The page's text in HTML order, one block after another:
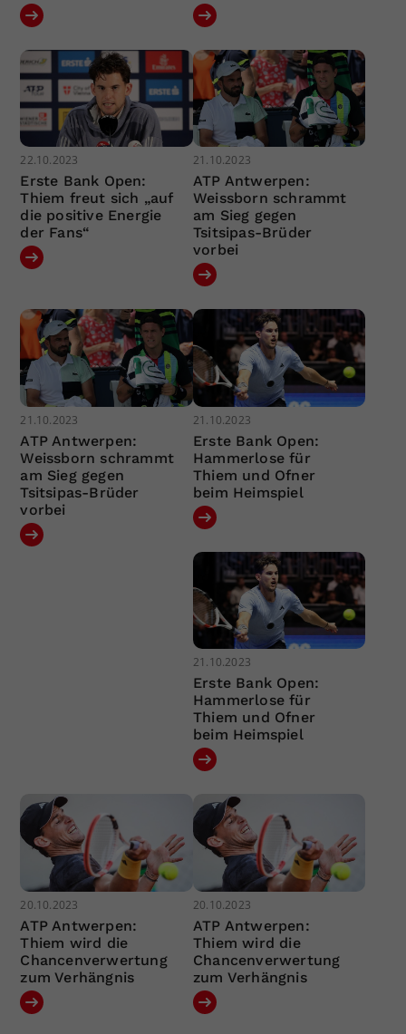
22.10.2023
Erste Bank Open:
Thiem freut sich „auf
die positive Energie
der Fans“
21.10.2023
ATP Antwerpen:
Weissborn schrammt
am Sieg gegen
Tsitsipas-Brüder
vorbei
21.10.2023
ATP Antwerpen:
Weissborn schrammt
am Sieg gegen
Tsitsipas-Brüder
vorbei
21.10.2023
Erste Bank Open:
Hammerlose für
Thiem und Ofner
beim Heimspiel
21.10.2023
Erste Bank Open:
Hammerlose für
Thiem und Ofner
beim Heimspiel
20.10.2023
ATP Antwerpen:
Thiem wird die
Chancenverwertung
zum Verhängnis
20.10.2023
ATP Antwerpen:
Thiem wird die
Chancenverwertung
zum Verhängnis